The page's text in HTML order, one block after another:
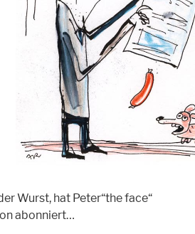
Wurst, hat Peter“the face“
abonniert…